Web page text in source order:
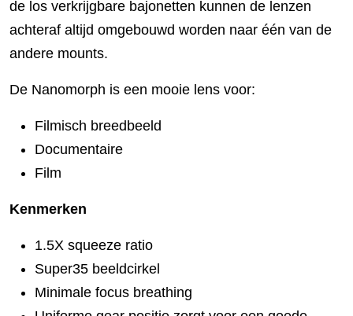
de los verkrijgbare bajonetten kunnen de lenzen
achteraf altijd omgebouwd worden naar één van de
andere mounts.
De Nanomorph is een mooie lens voor:
Filmisch breedbeeld
Documentaire
Film
Kenmerken
1.5X squeeze ratio
Super35 beeldcirkel
Minimale focus breathing